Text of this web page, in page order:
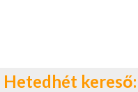
Hetedhét kereső: